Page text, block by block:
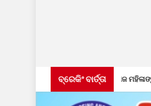
ବ୍ରେକିଂ ବାର୍ତ୍ତା
ନିଖୋଜ ମହିଳାଙ୍କ ଗଳିତ ଶବ ଉଦ୍ଧାର;